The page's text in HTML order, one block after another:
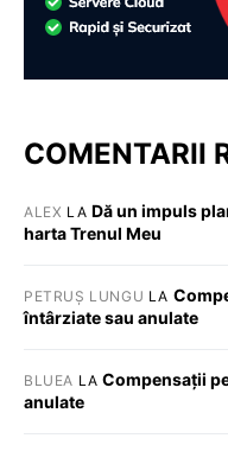
COMENTARII
ALEX LA Dă un impuls
harta Trenul Meu
PETRUȘ LUNGU LA
întârziate sau anulate
BLUEA LACompensații
anulate